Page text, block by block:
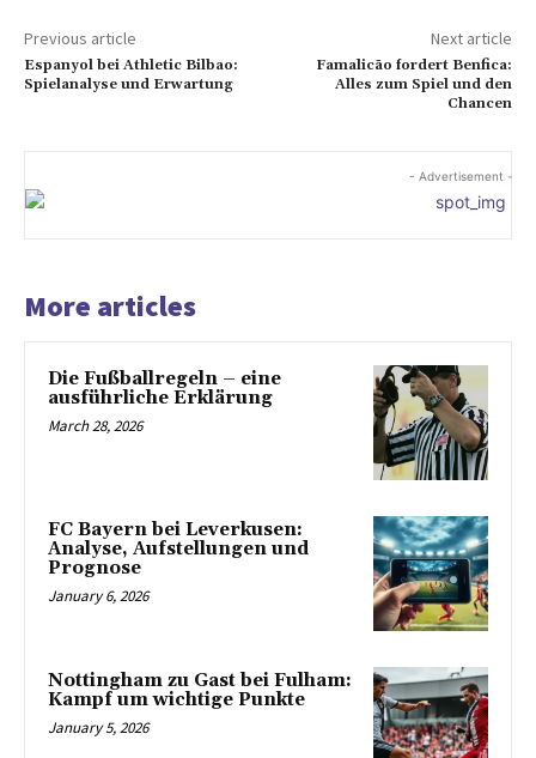
Previous article
Espanyol bei Athletic Bilbao:
Spielanalyse und Erwartung
Next article
Famalicão fordert Benfica:
Alles zum Spiel und den
Chancen
- Advertisement -
More articles
Die Fußballregeln – eine
ausführliche Erklärung
March 28, 2026
FC Bayern bei Leverkusen:
Analyse, Aufstellungen und
Prognose
January 6, 2026
Nottingham zu Gast bei Fulham:
Kampf um wichtige Punkte
January 5, 2026